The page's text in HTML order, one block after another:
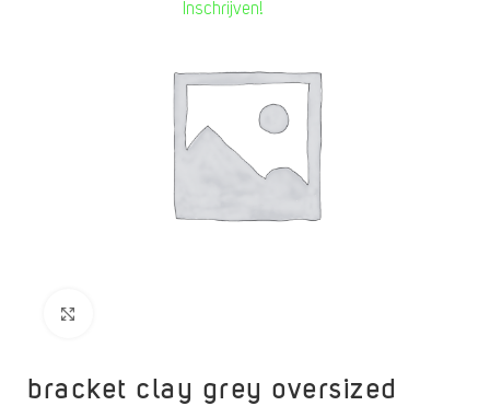
Inschrijven!
bracket clay grey oversized